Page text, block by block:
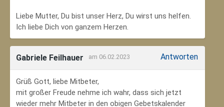
Liebe Mutter, Du bist unser Herz, Du wirst uns helfen.
Ich liebe Dich von ganzem Herzen.
Gabriele Feilhauer am 06.02.2023 Antworten
Grüß Gott, liebe Mitbeter,
mit großer Freude nehme ich wahr, dass sich jetzt
wieder mehr Mitbeter in den obigen Gebetskalender